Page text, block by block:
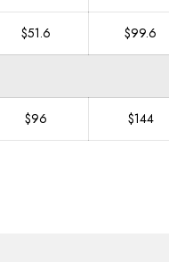
$51.6 $99.6
$96 $144